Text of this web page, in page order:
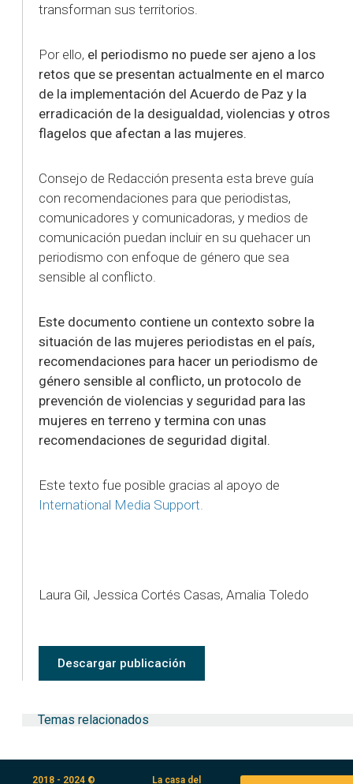
transforman sus territorios.
Por ello, el periodismo no puede ser ajeno a los
retos que se presentan actualmente en el marco
de la implementación del Acuerdo de Paz y la
erradicación de la desigualdad, violencias y otros
flagelos que afectan a las mujeres.
Consejo de Redacción presenta esta breve guía
con recomendaciones para que periodistas,
comunicadores y comunicadoras, y medios de
comunicación puedan incluir en su quehacer un
periodismo con enfoque de género que sea
sensible al conflicto.
Este documento contiene un contexto sobre la
situación de las mujeres periodistas en el país,
recomendaciones para hacer un periodismo de
género sensible al conflicto, un protocolo de
prevención de violencias y seguridad para las
mujeres en terreno y termina con unas
recomendaciones de seguridad digital.
Este texto fue posible gracias al apoyo de
International Media Support.
Laura Gil, Jessica Cortés Casas, Amalia Toledo
Descargar publicación
Temas relacionados
2018 - 2024 ©
La casa del